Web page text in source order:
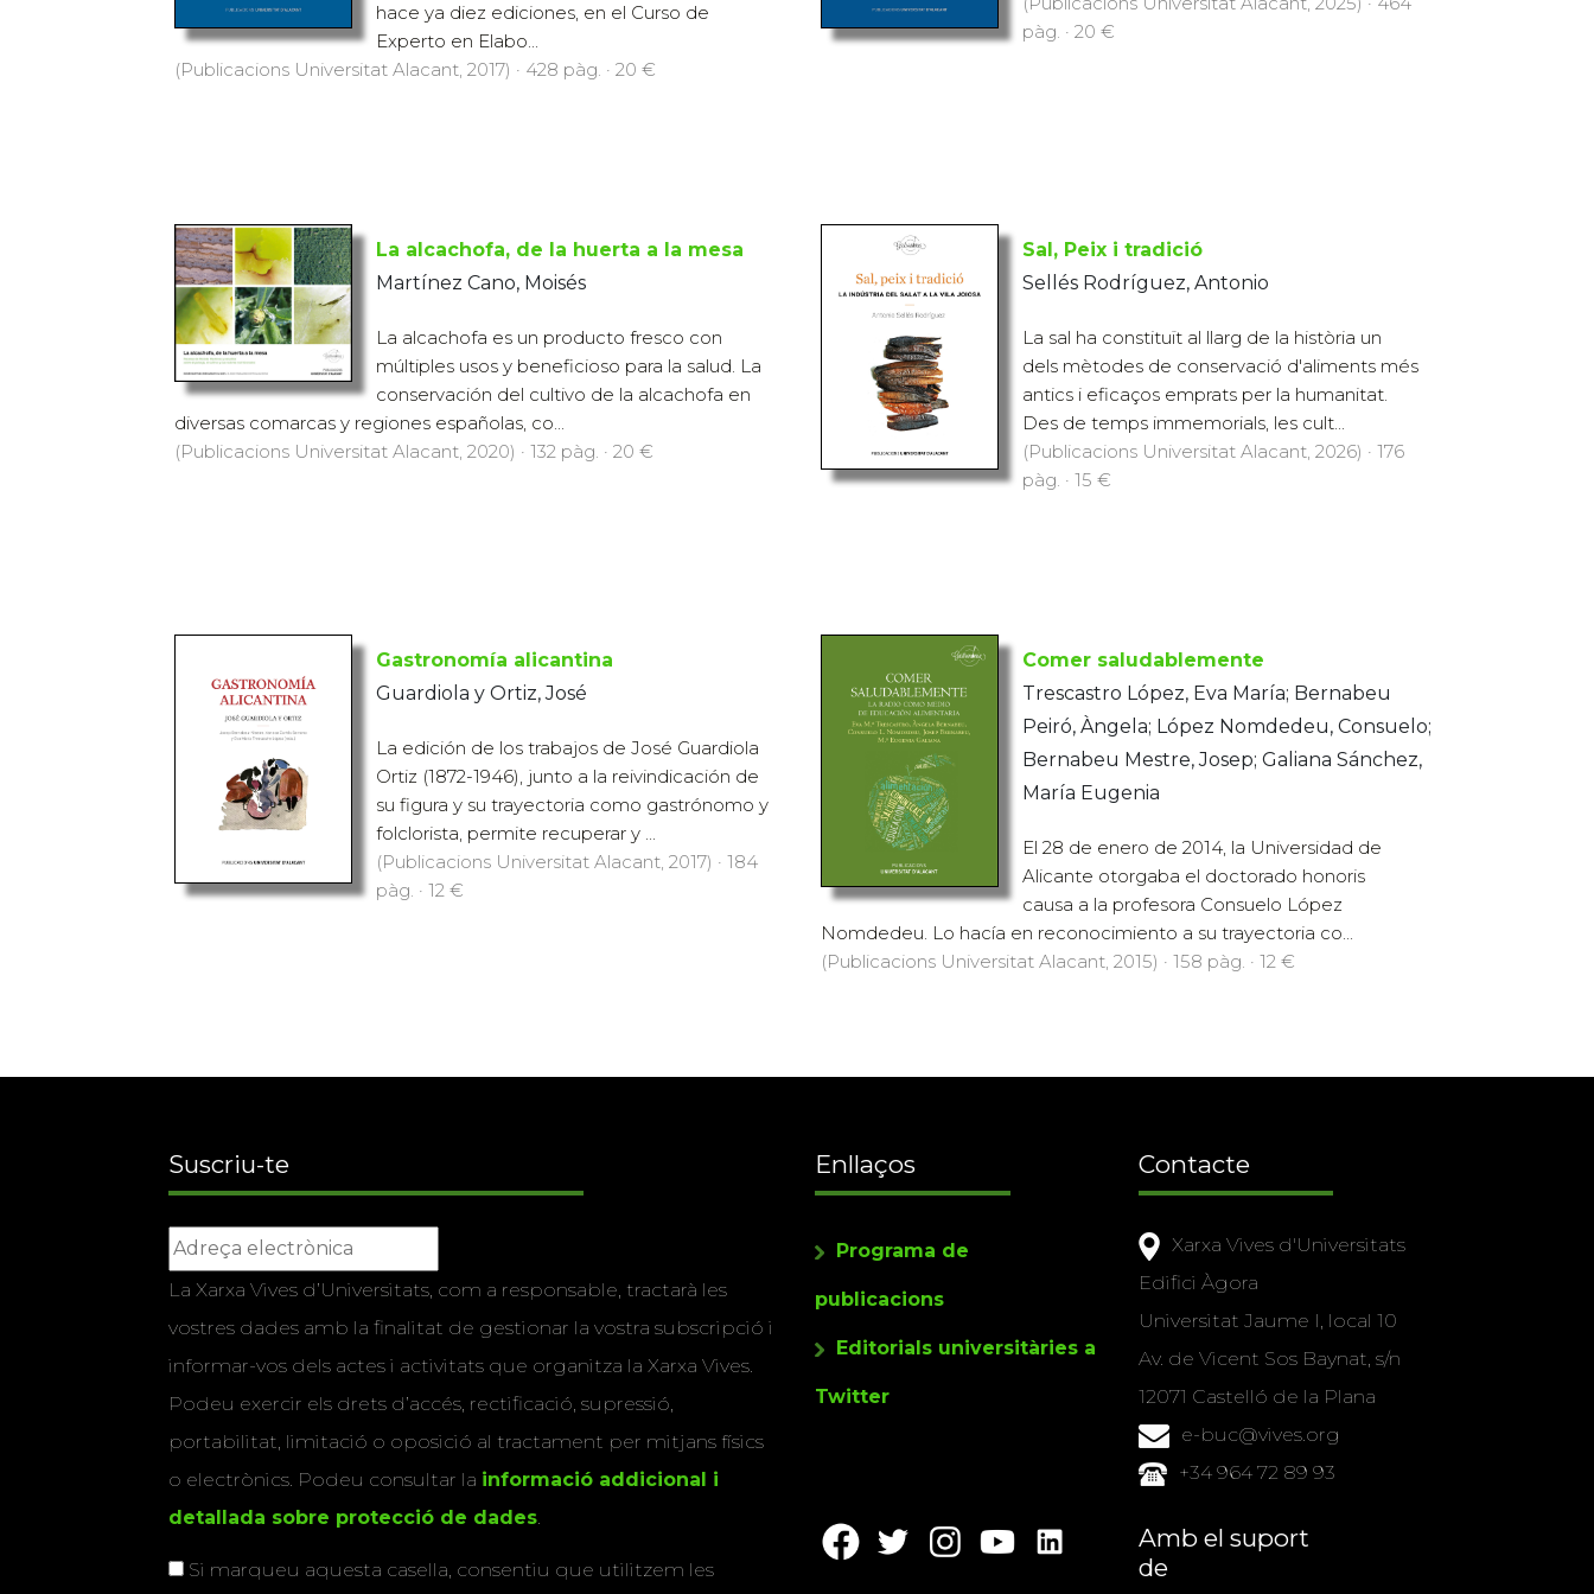
hace ya diez ediciones, en el Curso de
Experto en Elabo...
(Publicacions Universitat Alacant, 2017) · 428 pàg. · 20 €
pàg. · 20 €
La alcachofa, de la huerta a la mesa
Martínez Cano, Moisés
La alcachofa es un producto fresco con
múltiples usos y beneficioso para la salud. La
conservación del cultivo de la alcachofa en
diversas comarcas y regiones españolas, co...
(Publicacions Universitat Alacant, 2020) · 132 pàg. · 20 €
Sal, Peix i tradició
Sellés Rodríguez, Antonio
La sal ha constituït al llarg de la història un
dels mètodes de conservació d'aliments més
antics i eficaços emprats per la humanitat.
Des de temps immemorials, les cult...
(Publicacions Universitat Alacant, 2026) · 176
pàg. · 15 €
Gastronomía alicantina
Guardiola y Ortiz, José
La edición de los trabajos de José Guardiola
Ortiz (1872-1946), junto a la reivindicación de
su figura y su trayectoria como gastrónomo y
folclorista, permite recuperar y ...
(Publicacions Universitat Alacant, 2017) · 184
pàg. · 12 €
Comer saludablemente
Trescastro López, Eva María; Bernabeu
Peiró, Àngela; López Nomdedeu, Consuelo;
Bernabeu Mestre, Josep; Galiana Sánchez,
María Eugenia
El 28 de enero de 2014, la Universidad de
Alicante otorgaba el doctorado honoris
causa a la profesora Consuelo López
Nomdedeu. Lo hacía en reconocimiento a su trayectoria co...
(Publicacions Universitat Alacant, 2015) · 158 pàg. · 12 €
Suscriu-te
La Xarxa Vives d’Universitats, com a responsable, tractarà les
vostres dades amb la finalitat de gestionar la vostra subscripció i
informar-vos dels actes i activitats que organitza la Xarxa Vives.
Podeu exercir els drets d’accés, rectificació, supressió,
portabilitat, limitació o oposició al tractament per mitjans físics
o electrònics. Podeu consultar la informació addicional i
detallada sobre protecció de dades.
Si marqueu aquesta casella, consentiu que utilitzem les
Enllaços
Programa de
publicacions
Editorials universitàries a
Twitter
Contacte
Xarxa Vives d'Universitats
Edifici Àgora
Universitat Jaume I, local 10
Av. de Vicent Sos Baynat, s/n
12071 Castelló de la Plana
e-buc@vives.org
+34 964 72 89 93
Amb el suport
de